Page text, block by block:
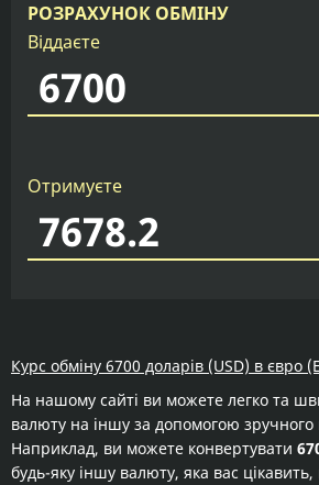
РОЗРАХУНОК ОБМІНУ
Віддаєте
Отримуєте
Курс обміну 6700 доларів (USD) в євро
На нашому сайті ви можете легко та
валюту на іншу за допомогою зручного
Наприклад, ви можете конвертувати
будь-яку іншу валюту, яка вас цікавить,